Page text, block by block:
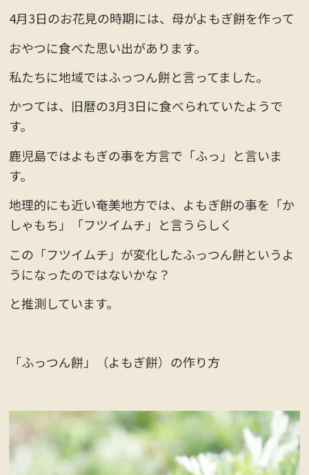
4月3日のお花見の時期には、母がよもぎ餅を作って
おやつに食べた思い出があります。
私たちに地域ではふっつん餅と言ってました。
かつては、旧暦の3月3日に食べられていたようで
す。
鹿児島ではよもぎの事を方言で「ふっ」と言いま
す。
地理的にも近い奄美地方では、よもぎ餅の事を「か
しゃもち」「フツイムチ」と言うらしく
この「フツイムチ」が変化したふっつん餅というよ
うになったのではないかな？
と推測しています。
「ふっつん餅」（よもぎ餅）の作り方